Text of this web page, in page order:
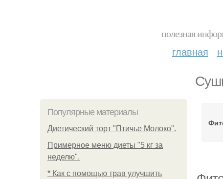
полезная
главная
Популярные материалы
Диетический торт "Птичье Молоко".
Примерное меню диеты "5 кг за
неделю".
* Как с помощью трав улучшить